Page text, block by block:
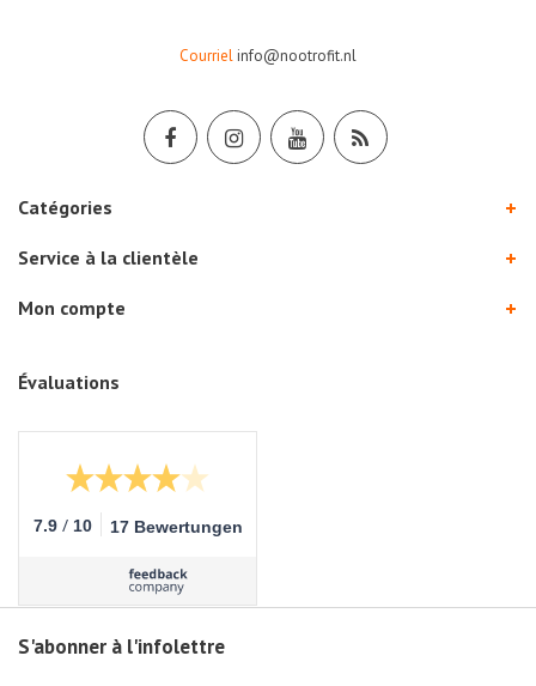
Courrielinfo@nootrofit.nl
Catégories
Service à la clientèle
Mon compte
Évaluations
7.9 / 10 17 Bewertungen
S'abonner à l'infolettre